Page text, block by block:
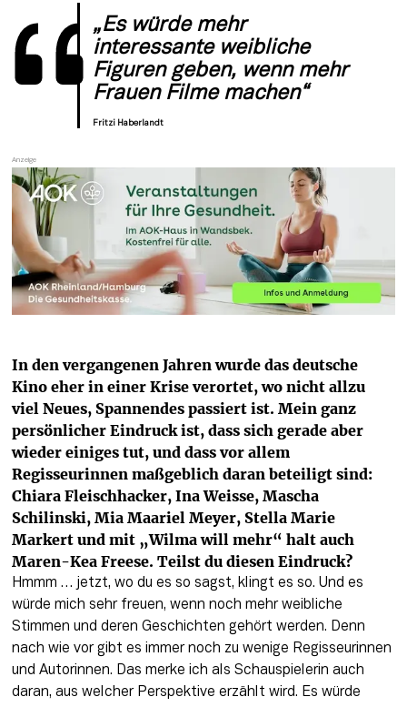
„Es würde mehr
interessante weibliche
Figuren geben, wenn mehr
Frauen Filme machen“
Fritzi Haberlandt
In den vergangenen Jahren wurde das deutsche
Kino eher in einer Krise verortet, wo nicht allzu
viel Neues, Spannendes passiert ist. Mein ganz
persönlicher Eindruck ist, dass sich gerade aber
wieder einiges tut, und dass vor allem
Regisseurinnen maßgeblich daran beteiligt sind:
Chiara Fleischhacker, Ina Weisse, Mascha
Schilinski, Mia Maariel Meyer, Stella Marie
Markert und mit „Wilma will mehr“ halt auch
Maren-Kea Freese. Teilst du diesen Eindruck?
Hmmm … jetzt, wo du es so sagst, klingt es so. Und es
würde mich sehr freuen, wenn noch mehr weibliche
Stimmen und deren Geschichten gehört werden. Denn
nach wie vor gibt es immer noch zu wenige Regisseurinnen
und Autorinnen. Das merke ich als Schauspielerin auch
daran, aus welcher Perspektive erzählt wird. Es würde